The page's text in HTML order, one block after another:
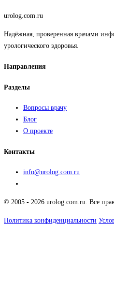
urolog.com.ru
Надёжная, проверенная врачами
урологического здоровья.
Направления
Разделы
Вопросы врачу
Блог
О проекте
Контакты
info@urolog.com.ru
© 2005 - 2026 urolog.com.ru. Все
Политика конфиденциальности